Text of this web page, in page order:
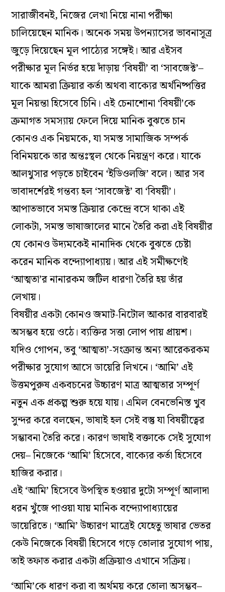
সারাজীবনই, নিজের লেখা নিয়ে নানা পরীক্ষা
চালিয়েছেন মানিক। অনেক সময় উপন‌্যাসের ভাবনাসূত্র
জুড়ে দিয়েছেন মূল পাঠ‌্যের সঙ্গেই। আর এইসব
পরীক্ষার মূল নির্ভর হয়ে দাঁড়ায় ‘বিষয়ী’ বা ‘সাবজেক্ট’–
যাকে আমরা ক্রিয়ার কর্তা অথবা বাক‌্যের অর্থনিষ্পত্তির
মূল নিয়ন্তা হিসেবে চিনি। এই চেনাশোনা ‘বিষয়ী’কে
ক্রমাগত সমস‌্যায় ফেলে দিয়ে মানিক বুঝতে চান
কোনও এক নিয়মকে, যা সমস্ত সামাজিক সম্পর্ক
বিনিময়কে তার অন্তঃস্থল থেকে নিয়ন্ত্রণ করে। যাকে
আলথুসার পড়তে চাইবেন ‘ইডিওলজি’ বলে। আর সব
ভাবাদর্শেরই গন্তব‌্য হল ‘সাবজেক্ট’ বা ‘বিষয়ী’।
আপাতভাবে সমস্ত ক্রিয়ার কেন্দ্রে বসে থাকা এই
লোকটা, সমস্ত ভাষাজালের মানে তৈরি করা এই বিষয়ীর
যে কোনও উদ‌্যমকেই নানাদিক থেকে বুঝতে চেষ্টা
করেন মানিক বন্দ্যোপাধ্যায়। আর এই সমীক্ষণেই
‘আত্মতা’র নানারকম জটিল ধারণা তৈরি হয় তাঁর
লেখায়।
বিষয়ীর একটা কোনও জমাট-নিটোল আকার বারবারই
অসম্ভব হয়ে ওঠে। ব‌্যক্তির সত্তা লোপ পায় প্রায়শ।
যদিও গোপন, তবু ‘আত্মতা’-সংক্রান্ত অন‌্য আরেকরকম
পরীক্ষার সুযোগ আসে ডায়েরি লিখনে। ‘আমি’ এই
উত্তমপুরুষ একবচনের উচ্চারণ মাত্র আত্মতার সম্পূর্ণ
নতুন এক প্রকল্প শুরু হয়ে যায়। এমিল বেনভেনিস্ত খুব
সুন্দর করে বলছেন, ভাষাই হল সেই বস্তু যা বিষয়ীত্বের
সম্ভাবনা তৈরি করে। কারণ ভাষাই বক্তাকে সেই সুযোগ
দেয়– নিজেকে ‘আমি’ হিসেবে, বাক‌্যের কর্তা হিসেবে
হাজির করার।
এই ‘আমি’ হিসেবে উপস্থিত হওয়ার দুটো সম্পূর্ণ আলাদা
ধরন খুঁজে পাওয়া যায় মানিক বন্দ‌্যোপাধ‌্যায়ের
ডায়েরিতে। ‘আমি’ উচ্চারণ মাত্রেই যেহেতু ভাষার ভেতর
কেউ নিজেকে বিষয়ী হিসেবে গড়ে তোলার সুযোগ পায়,
তাই তফাত করার একটা প্রক্রিয়াও এখানে সক্রিয়।
‘আমি’কে ধারণ করা বা অর্থময় করে তোলা অসম্ভব–